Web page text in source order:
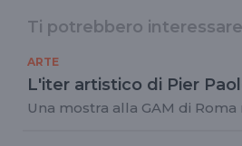
Ti potrebbero
ARTE
L'iter artistico di Pier
Una mostra alla GAM di